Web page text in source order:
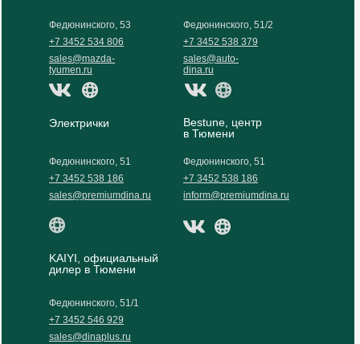
Федюнинского, 51/2
+7 3452 538 379
sales@auto-
dina.ru
Федюнинского, 51/1
+7 3452 546 929
sales@dinaplus.ru
Федюнинского, 53
+7 3452 534 806
sales@mazda-
tyumen.ru
KAIYI, официальный
дилер в Тюмени
Электрички
Федюнинского, 51
+7 3452 538 186
sales@premiumdina.ru
Bestune, центр
в Тюмени
Федюнинского, 51
+7 3452 538 186
inform@premiumdina.ru